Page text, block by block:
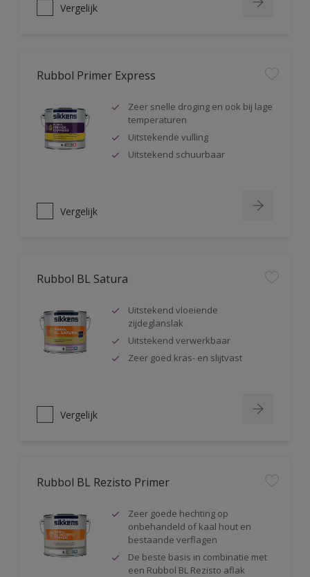
Vergelijk
Rubbol Primer Express
Zeer snelle droging en ook bij lage
temperaturen
Uitstekende vulling
Uitstekend schuurbaar
Vergelijk
Rubbol BL Satura
Uitstekend vloeiende
zijdeglanslak
Uitstekend verwerkbaar
Zeer goed kras- en slijtvast
Vergelijk
Rubbol BL Rezisto Primer
Zeer goede hechting op
onbehandeld of kaal hout en
bestaande verflagen
De beste basis in combinatie met
een Rubbol BL Rezisto aflak